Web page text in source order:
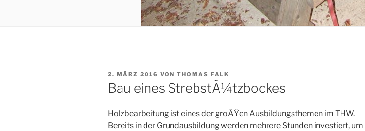
VERÖFFENTLICHT
AM
2. MÄRZ 2016 VON THOMAS FALK
Bau eines StrebstÃ¼tzbockes
Holzbearbeitung ist eines der groÃŸen Ausbildungsthemen im THW.
Bereits in der Grundausbildung werden mehrere Stunden investiert, um